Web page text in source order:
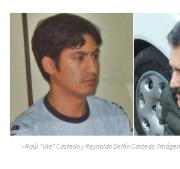
»Raúl “Ula” Castedo y Reynaldo Delfín Castedo